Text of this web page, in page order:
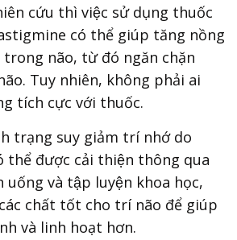
cứu thì việc sử dụng thuốc
có thể giúp tăng nồng
trong não, từ đó ngăn chặn
Tuy nhiên, không phải ai
tích cực với thuốc.
trạng suy giảm trí nhớ do
thể được cải thiện thông qua
uống và tập luyện khoa học,
chất tốt cho trí não để giúp
và linh hoạt hơn.